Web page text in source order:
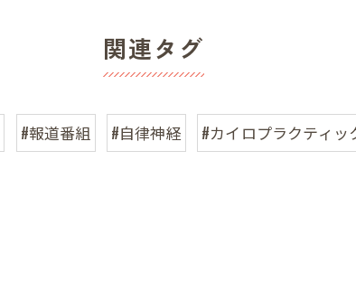
関連タグ
#報道番組 #自律神経 #カイロプラクティッ